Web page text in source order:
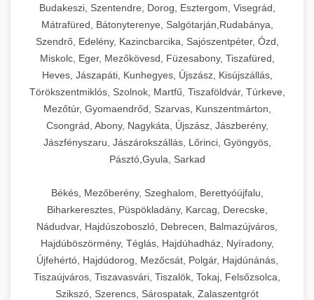
Budakeszi, Szentendre, Dorog, Esztergom, Visegrád,
Mátrafüred, Bátonyterenye, Salgótarján,Rudabánya,
Szendrő, Edelény, Kazincbarcika, Sajószentpéter, Ózd,
Miskolc, Eger, Mezőkövesd, Füzesabony, Tiszafüred,
Heves, Jászapáti, Kunhegyes, Újszász, Kisújszállás,
Törökszentmiklós, Szolnok, Martfű, Tiszaföldvár, Túrkeve,
Mezőtúr, Gyomaendrőd, Szarvas, Kunszentmárton,
Csongrád, Abony, Nagykáta, Újszász, Jászberény,
Jászfényszaru, Jászárokszállás, Lőrinci, Gyöngyös,
Pásztó,Gyula, Sarkad
Békés, Mezőberény, Szeghalom, Berettyóújfalu,
Biharkeresztes, Püspökladány, Karcag, Derecske,
Nádudvar, Hajdúszoboszló, Debrecen, Balmazújváros,
Hajdúböszörmény, Téglás, Hajdúhadház, Nyíradony,
Újfehértó, Hajdúdorog, Mezőcsát, Polgár, Hajdúnánás,
Tiszaújváros, Tiszavasvári, Tiszalök, Tokaj, Felsőzsolca,
Szikszó, Szerencs, Sárospatak, Zalaszentgrót